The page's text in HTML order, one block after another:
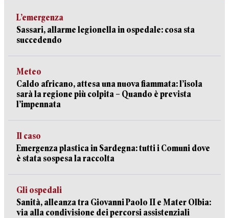
L’emergenza
Sassari, allarme legionella in ospedale: cosa sta
succedendo
Meteo
Caldo africano, attesa una nuova fiammata: l’isola
sarà la regione più colpita – Quando è prevista
l’impennata
Il caso
Emergenza plastica in Sardegna: tutti i Comuni dove
è stata sospesa la raccolta
Gli ospedali
Sanità, alleanza tra Giovanni Paolo II e Mater Olbia:
via alla condivisione dei percorsi assistenziali